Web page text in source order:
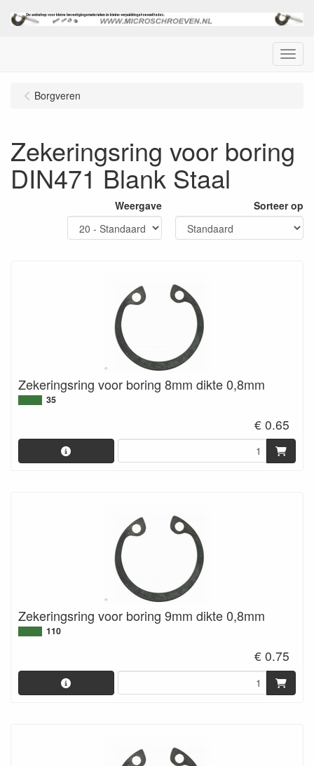
Menu
Borgveren
Zekeringsring voor boring
DIN471 Blank Staal
Weergave Sorteer op
Zekeringsring voor boring 8mm dikte 0,8mm
35
€ 0.65
Zekeringsring voor boring 9mm dikte 0,8mm
110
€ 0.75